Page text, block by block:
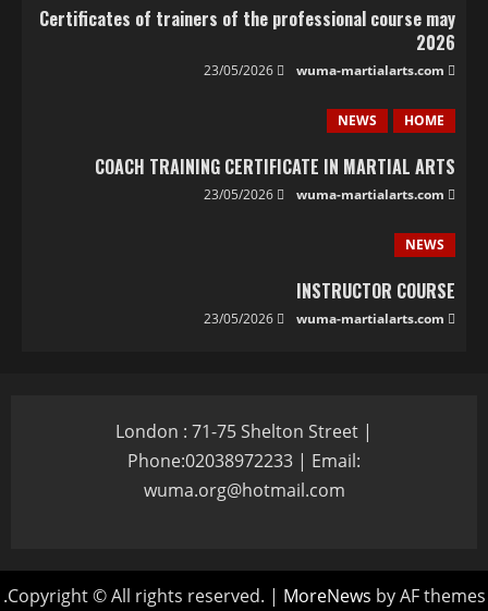
Certificates of trainers of the professional course may
2026
wuma-martialarts.com
HOME
NEWS
COACH TRAINING CERTIFICATE IN MARTIAL ARTS
wuma-martialarts.com
NEWS
INSTRUCTOR COURSE
wuma-martialarts.com
London : 71-75 Shelton Street |
Phone:02038972233 | Email:
wuma.org@hotmail.com
Copyright © All rights reserved. | MoreNews by AF themes.